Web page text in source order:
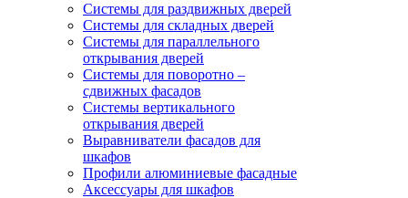
Системы для раздвижных дверей
Системы для складных дверей
Системы для параллельного
открывания дверей
Системы для поворотно –
сдвижных фасадов
Системы вертикального
открывания дверей
Выравниватели фасадов для
шкафов
Профили алюминиевые фасадные
Аксессуары для шкафов